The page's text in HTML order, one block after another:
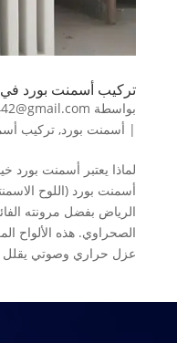
تركيب أسمنت بورد في
بواسطة
| أسمنت بورد, تركيب
لماذا يعتبر أسمنت بورد
أسمنت بورد (اللوح
الرياض بفضل مرونته
الصحراوي. هذه الألواح
عزل حراري وصوتي يقلل